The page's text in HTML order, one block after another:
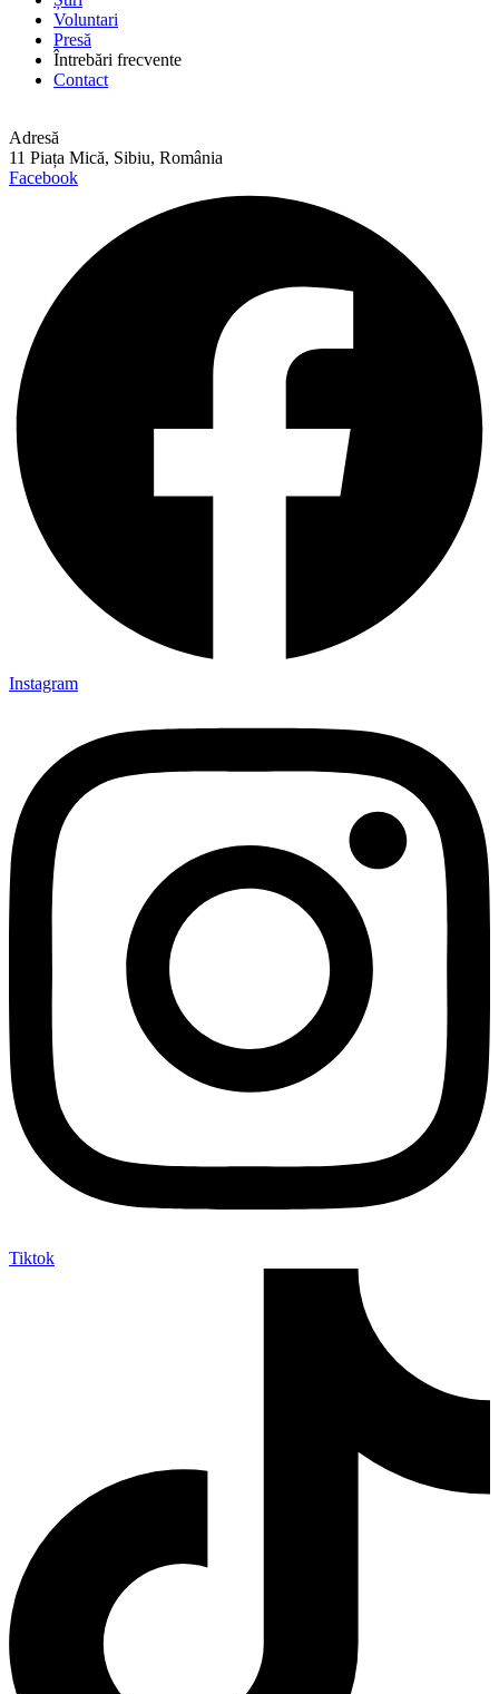
Voluntari
Presă
Întrebări frecvente
Contact
Adresă
11 Piața Mică, Sibiu, România
Facebook
Instagram
Tiktok